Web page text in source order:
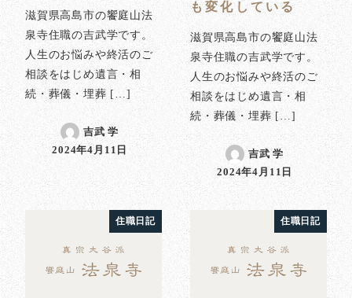
滋賀県高島市の饗庭山法
泉寺住職の吉武学です。
人生のお悩みや終活のご
相談をはじめ遺言・相
続・葬儀・埋葬 […]
吉武 学
投稿日
2024年4月11日
も変化している
滋賀県高島市の饗庭山法
泉寺住職の吉武学です。
人生のお悩みや終活のご
相談をはじめ遺言・相
続・葬儀・埋葬 […]
吉武 学
投稿日
2024年4月11日
住職日記 住職日記